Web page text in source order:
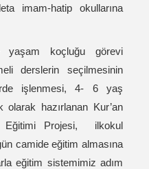
imam-hatip okullarına
yaşam koçluğu görevi
derslerin seçilmesinin
işlenmesi, 4- 6 yaş
hazırlanan Kur’an
Eğitimi Projesi, ilkokul
camide eğitim almasına
eğitim sistemimiz adım